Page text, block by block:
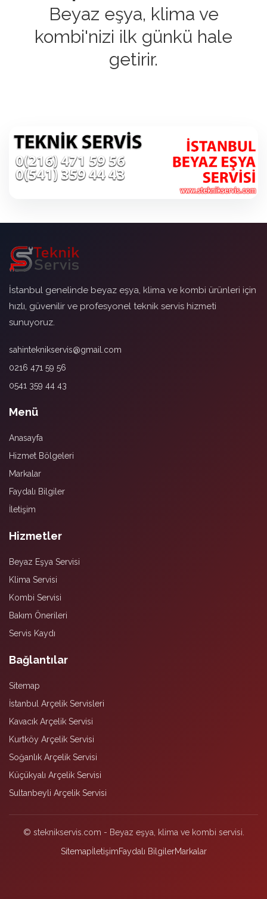
Beyaz eşya, klima ve
kombi'nizi ilk günkü hale
getirir.
İstanbul genelinde beyaz eşya, klima ve kombi ürünleri için
hızlı, güvenilir ve profesyonel teknik servis hizmeti
sunuyoruz.
sahinteknikservis@gmail.com
0216 471 59 56
0541 359 44 43
Menü
Anasayfa
Hizmet Bölgeleri
Markalar
Faydalı Bilgiler
İletişim
Hizmetler
Beyaz Eşya Servisi
Klima Servisi
Kombi Servisi
Bakım Önerileri
Servis Kaydı
Bağlantılar
Sitemap
İstanbul Arçelik Servisleri
Kavacık Arçelik Servisi
Kurtköy Arçelik Servisi
Soğanlık Arçelik Servisi
Küçükyalı Arçelik Servisi
Sultanbeyli Arçelik Servisi
© steknikservis.com - Beyaz eşya, klima ve kombi servisi.
SitemapİletişimFaydalı BilgilerMarkalar